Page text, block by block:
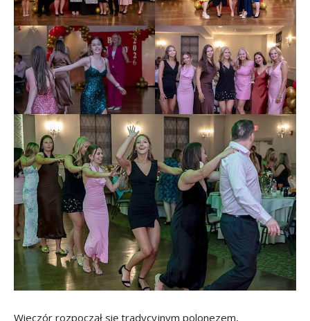
Wieczór rozpoczął się tradycyjnym polonezem,